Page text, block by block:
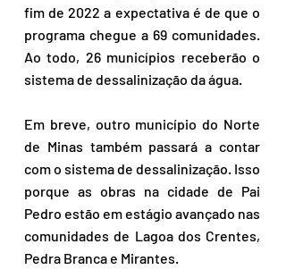
fim de 2022 a expectativa é de que o
programa chegue a 69 comunidades.
Ao todo, 26 municípios receberão o
sistema de dessalinização da água.
Em breve, outro município do Norte
de Minas também passará a contar
com o sistema de dessalinização. Isso
porque as obras na cidade de Pai
Pedro estão em estágio avançado nas
comunidades de Lagoa dos Crentes,
Pedra Branca e Mirantes.